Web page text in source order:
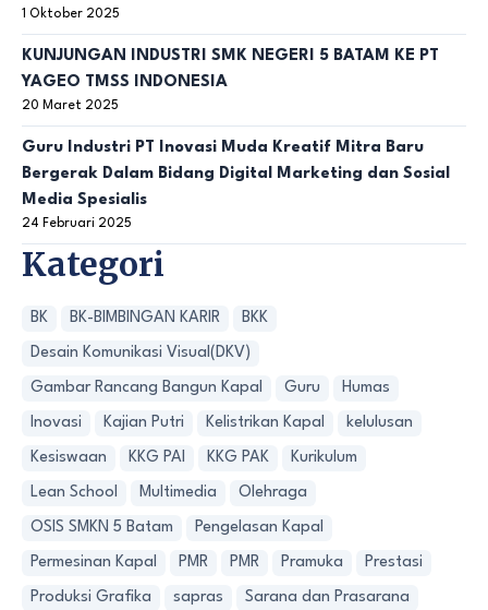
1 Oktober 2025
KUNJUNGAN INDUSTRI SMK NEGERI 5 BATAM KE PT
YAGEO TMSS INDONESIA
20 Maret 2025
Guru Industri PT Inovasi Muda Kreatif Mitra Baru
Bergerak Dalam Bidang Digital Marketing dan Sosial
Media Spesialis
24 Februari 2025
Kategori
BK BK-BIMBINGAN KARIR BKK
Desain Komunikasi Visual(DKV)
Gambar Rancang Bangun Kapal Guru Humas
Inovasi Kajian Putri Kelistrikan Kapal kelulusan
Kesiswaan KKG PAI KKG PAK Kurikulum
Lean School Multimedia Olehraga
OSIS SMKN 5 Batam Pengelasan Kapal
Permesinan Kapal PMR PMR Pramuka Prestasi
Produksi Grafika sapras Sarana dan Prasarana